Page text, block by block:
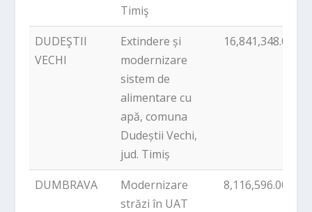
Timiş
DUDEŞTII
VECHI
Extindere și
modernizare
sistem de
alimentare cu
apă, comuna
Dudeștii Vechi,
jud. Timiș
16,841,348.00
DUMBRAVA
Modernizare
străzi în UAT
8,116,596.00